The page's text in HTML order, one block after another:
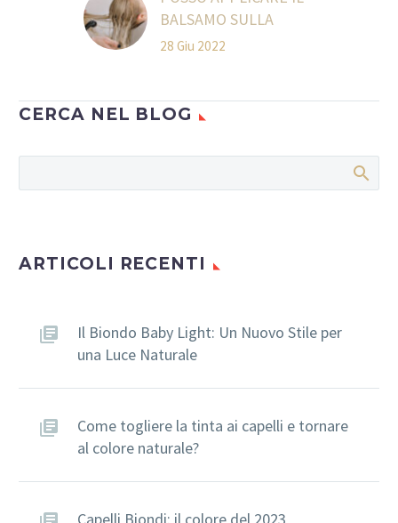
BALSAMO SULLA
PATCH CUTANEA?
capelluto, potete a
il balsamo.
28 Giu 2022
CERCA NEL BLOG
ARTICOLI RECENTI
Il Biondo Baby Light: Un Nuovo Stile per
una Luce Naturale
Come togliere la tinta ai capelli e tornare
al colore naturale?
Capelli Biondi: il colore del 2023